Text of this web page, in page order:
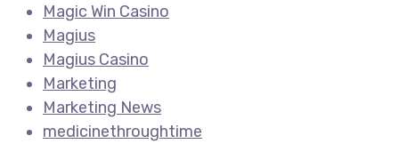
Magic Win Casino
Magius
Magius Casino
Marketing
Marketing News
medicinethroughtime